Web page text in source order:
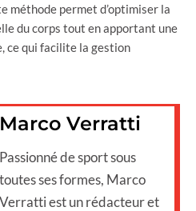
méthode permet d’optimiser la
du corps tout en apportant une
ce qui facilite la gestion
Marco Verratti
Passionné de sport sous
toutes ses formes, Marco
Verratti est un rédacteur et